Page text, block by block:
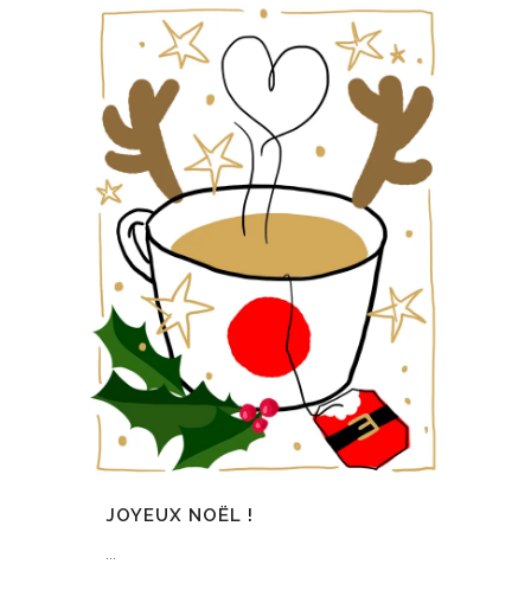
JOYEUX NOËL !